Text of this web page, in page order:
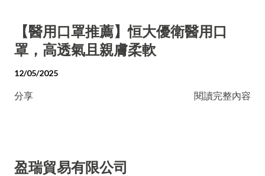
【醫用口罩推薦】恒大優衛醫用口
罩，高透氣且親膚柔軟
12/05/2025
分享 閱讀完整內容
盈瑞貿易有限公司